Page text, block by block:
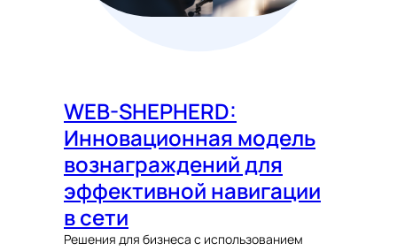
WEB-SHEPHERD:
Инновационная модель
вознаграждений для
эффективной навигации
в сети
Решения для бизнеса с использованием